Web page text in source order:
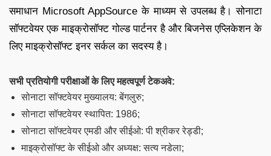
समाधान Microsoft AppSource के माध्यम से उपलब्ध है। सोनाटा
सॉफ्टवेयर एक माइक्रोसॉफ्ट गोल्ड पार्टनर है और बिजनेस एप्लिकेशन के
लिए माइक्रोसॉफ्ट इनर सर्कल का सदस्य है।
सभी प्रतियोगी परीक्षाओं के लिए महत्वपूर्ण टेकअवे:
सोनाटा सॉफ्टवेयर मुख्यालय: बेंगलुरु;
सोनाटा सॉफ्टवेयर स्थापित: 1986;
सोनाटा सॉफ्टवेयर एमडी और सीईओ: पी श्रीकर रेड्डी;
माइक्रोसॉफ्ट के सीईओ और अध्यक्ष: सत्य नडेला;